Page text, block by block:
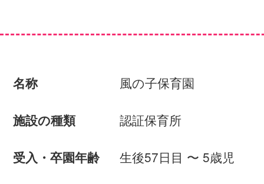
名称 風の子保育園
施設の種類 認証保育所
受入・卒園年齢 生後57日目 〜 5歳児